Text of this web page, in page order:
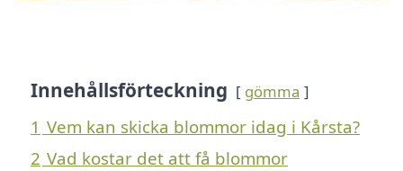
Innehållsförteckning gömma
1 Vem kan skicka blommor idag i Kårsta?
2 Vad kostar det att få blommor